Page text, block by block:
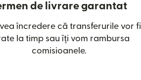
nouă)
de livrare garantat
încredere că transferurile vor fi
la timp sau îți vom rambursa
comisioanele.